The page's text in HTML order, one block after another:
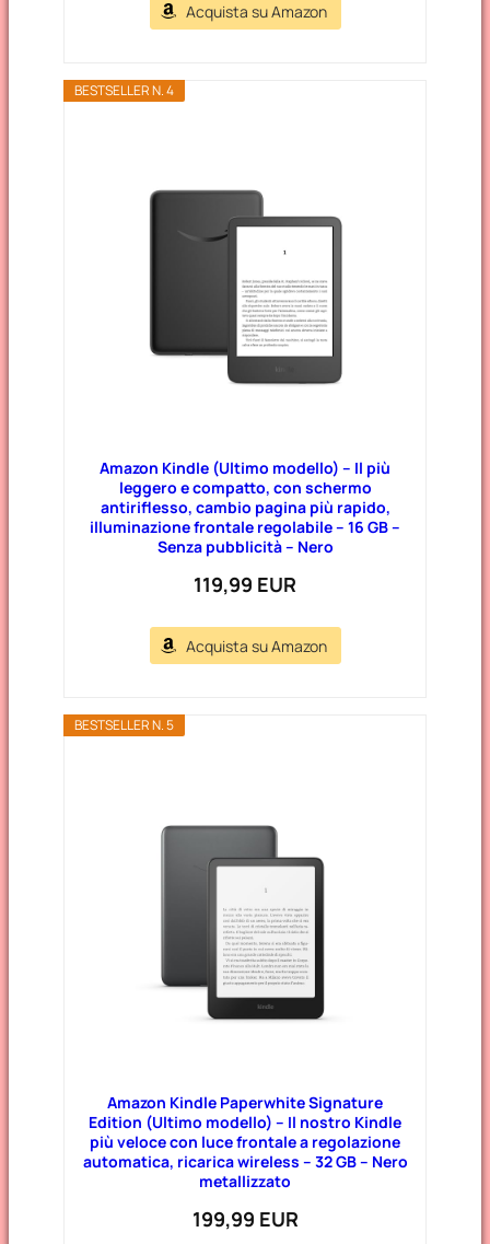
Acquista su Amazon
BESTSELLER N. 4
Amazon Kindle (Ultimo modello) – Il più
leggero e compatto, con schermo
antiriflesso, cambio pagina più rapido,
illuminazione frontale regolabile – 16 GB –
Senza pubblicità – Nero
119,99 EUR
Acquista su Amazon
BESTSELLER N. 5
Amazon Kindle Paperwhite Signature
Edition (Ultimo modello) – Il nostro Kindle
più veloce con luce frontale a regolazione
automatica, ricarica wireless – 32 GB – Nero
metallizzato
199,99 EUR